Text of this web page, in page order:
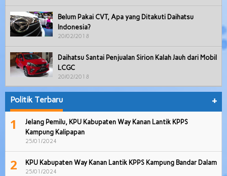
Belum Pakai CVT, Apa yang Ditakuti Daihatsu
Indonesia?
20/02/2018
Daihatsu Santai Penjualan Sirion Kalah Jauh dari Mobil
LCGC
20/02/2018
Politik Terbaru +
1
Jelang Pemilu, KPU Kabupaten Way Kanan Lantik KPPS
Kampung Kalipapan
25/01/2024
2 KPU Kabupaten Way Kanan Lantik KPPS Kampung Bandar Dalam
25/01/2024